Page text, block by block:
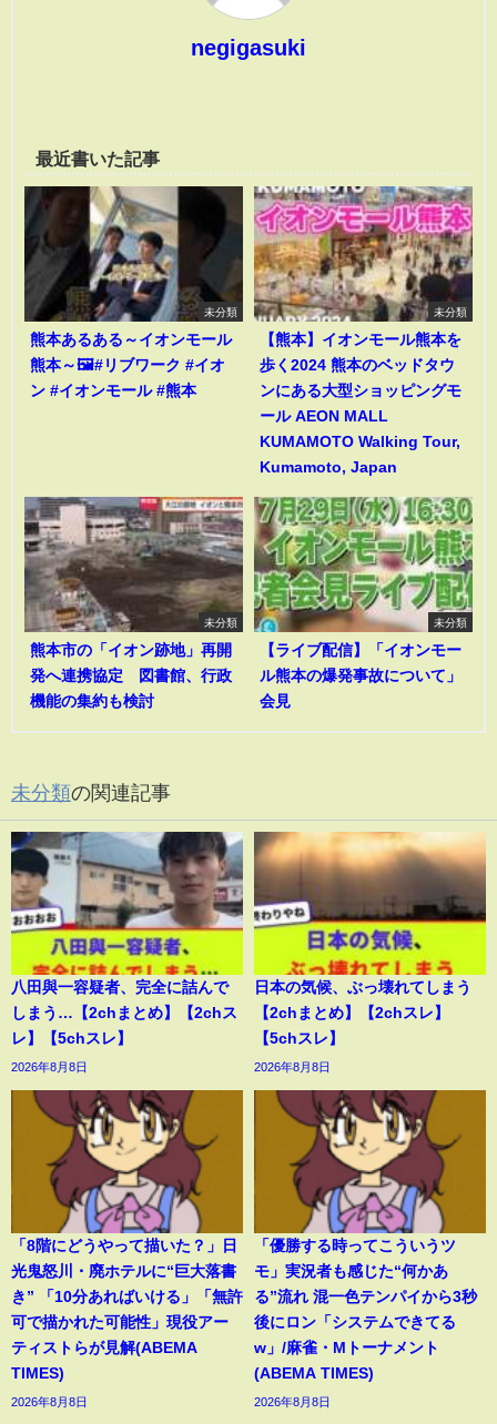
negigasuki
最近書いた記事
未分類
熊本あるある～イオンモール
熊本～🖼️#リブワーク #イオ
ン #イオンモール #熊本
未分類
【熊本】イオンモール熊本を
歩く2024 熊本のベッドタウ
ンにある大型ショッピングモ
ール AEON MALL
KUMAMOTO Walking Tour,
Kumamoto, Japan
未分類
熊本市の「イオン跡地」再開
発へ連携協定 図書館、行政
機能の集約も検討
未分類
【ライブ配信】「イオンモー
ル熊本の爆発事故について」
会見
未分類の関連記事
八田與一容疑者、完全に詰んで
しまう…【2chまとめ】【2chス
レ】【5chスレ】
2026年8月8日
日本の気候、ぶっ壊れてしまう
【2chまとめ】【2chスレ】
【5chスレ】
2026年8月8日
「8階にどうやって描いた？」日
光鬼怒川・廃ホテルに“巨大落書
き” 「10分あればいける」「無許
可で描かれた可能性」現役アー
ティストらが見解(ABEMA
TIMES)
2026年8月8日
「優勝する時ってこういうツ
モ」実況者も感じた“何かあ
る”流れ 混一色テンパイから3秒
後にロン「システムできてる
w」/麻雀・Mトーナメント
(ABEMA TIMES)
2026年8月8日